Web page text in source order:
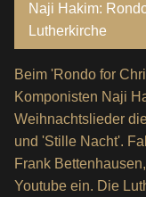
Naji Hakim:
Beim 'Rondo for
Komponisten Naji
Weihnachtslieder
und 'Stille Nacht'.
Frank
Youtube ein. Die